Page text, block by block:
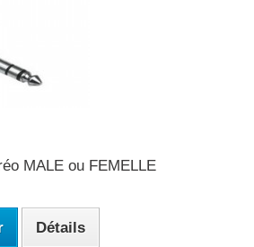
MALE ou FEMELLE
Détails